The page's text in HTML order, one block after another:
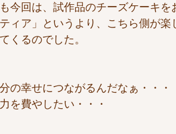
今回は、試作品のチーズケーキを
ィア」というより、こちら側が楽
くるのでした。
の幸せにつながるんだなぁ・・・
を費やしたい・・・